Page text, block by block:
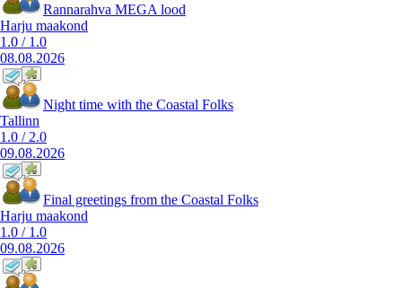
Rannarahva MEGA lood
Harju maakond
1.0 / 1.0
08.08.2026
Night time with the Coastal Folks
Tallinn
1.0 / 2.0
09.08.2026
Final greetings from the Coastal Folks
Harju maakond
1.0 / 1.0
09.08.2026